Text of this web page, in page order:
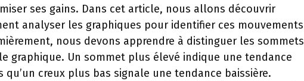
ses gains. Dans cet article, nous allons découvrir
analyser les graphiques pour identifier ces mouvements
nous devons apprendre à distinguer les sommets
graphique. Un sommet plus élevé indique une tendance
qu’un creux plus bas signale une tendance baissière.